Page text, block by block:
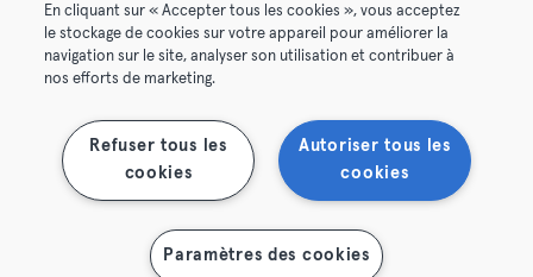
© 2026 Urban Sports Group GmbH. All rights reserved.
Términos y condiciones
Rescindir contratos aquí Desistir de contratos aquí
En cliquant sur « Accepter tous les cookies », vous acceptez
le stockage de cookies sur votre appareil pour améliorer la
navigation sur le site, analyser son utilisation et contribuer à
nos efforts de marketing.
Autoriser tous les
cookies
Refuser tous les
cookies
Paramètres des cookies